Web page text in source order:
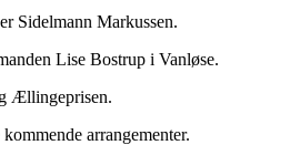
Sidelmann Markussen.
Lise Bostrup i Vanløse.
Ællingeprisen.
arrangementer.